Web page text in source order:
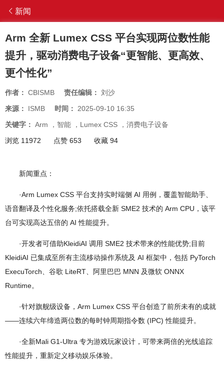
新闻
Arm 全新 Lumex CSS 平台实现两位数性能
提升，驱动消费电子设备“更智能、更高效、
更个性化”
作者： CBISMB 责任编辑： 刘沙
来源： ISMB 时间： 2025-09-10 16:35
关键字： Arm ， 智能 ， Lumex CSS ， 消费电子设备
浏览 11972
点赞 653 收藏 94
新闻重点：
·Arm Lumex CSS 平台支持实时端侧 AI 用例，覆盖智能助手、
语音翻译及个性化服务;依托搭载全新 SME2 技术的 Arm CPU，该平
台可实现高达五倍的 AI 性能提升。
·开发者可借助KleidiAI 调用 SME2 技术带来的性能优势;目前
KleidiAI 已集成至所有主流移动操作系统及 AI 框架中，包括 PyTorch
ExecuTorch、谷歌 LiteRT、阿里巴巴 MNN 及微软 ONNX
Runtime。
·针对旗舰级设备，Arm Lumex CSS 平台创造了前所未有的成就
——连续六年缔造两位数的每时钟周期指令数 (IPC) 性能提升。
·全新Mali G1-Ultra 专为游戏玩家设计，可带来两倍的光线追踪
性能提升，重新定义移动娱乐体验。